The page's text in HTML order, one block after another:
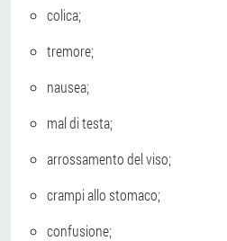
colica;
tremore;
nausea;
mal di testa;
arrossamento del viso;
crampi allo stomaco;
confusione;